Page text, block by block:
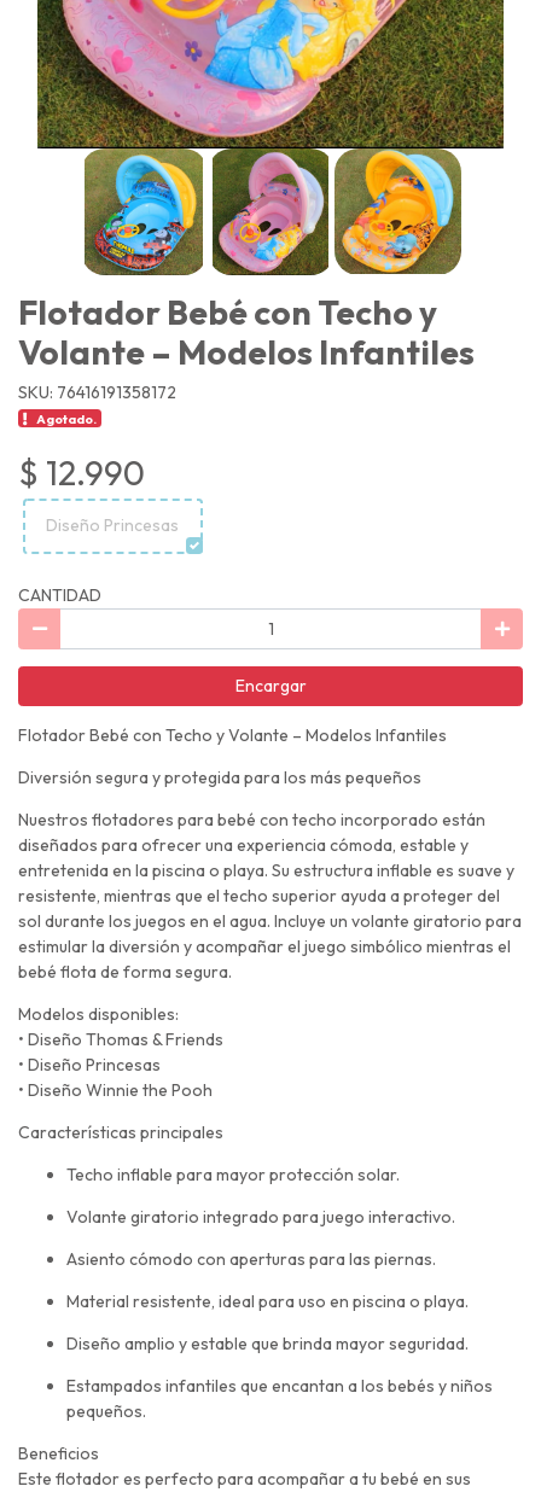
Flotador Bebé con Techo y
Volante – Modelos Infantiles
SKU: 76416191358172
Agotado.
$ 12.990
Diseño Princesas
CANTIDAD
Encargar
Flotador Bebé con Techo y Volante – Modelos Infantiles
Diversión segura y protegida para los más pequeños
Nuestros flotadores para bebé con techo incorporado están
diseñados para ofrecer una experiencia cómoda, estable y
entretenida en la piscina o playa. Su estructura inflable es suave y
resistente, mientras que el techo superior ayuda a proteger del
sol durante los juegos en el agua. Incluye un volante giratorio para
estimular la diversión y acompañar el juego simbólico mientras el
bebé flota de forma segura.
Modelos disponibles:
• Diseño Thomas & Friends
• Diseño Princesas
• Diseño Winnie the Pooh
Características principales
Techo inflable para mayor protección solar.
Volante giratorio integrado para juego interactivo.
Asiento cómodo con aperturas para las piernas.
Material resistente, ideal para uso en piscina o playa.
Diseño amplio y estable que brinda mayor seguridad.
Estampados infantiles que encantan a los bebés y niños
pequeños.
Beneficios
Este flotador es perfecto para acompañar a tu bebé en sus